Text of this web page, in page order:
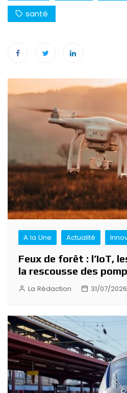
santé
Navigation
de
l’article
A la Une Actualité
Feux de forêt : l’IoT,
la rescousse des
La Rédaction 31/07/2026